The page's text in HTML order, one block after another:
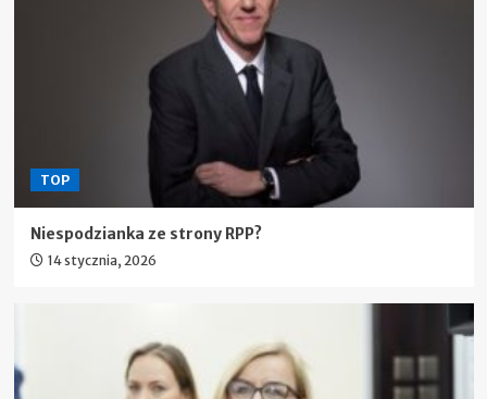
TOP
Niespodzianka ze strony RPP?
14 stycznia, 2026